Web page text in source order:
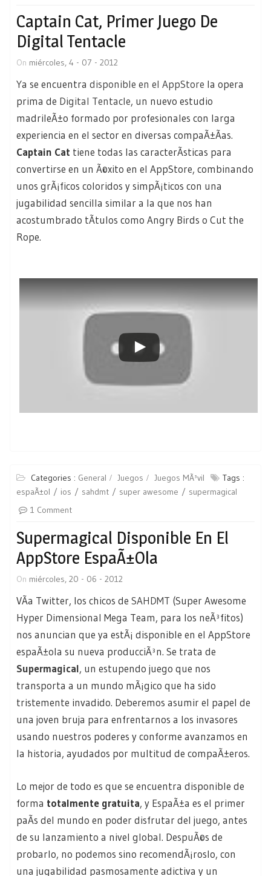
Captain Cat, Primer Juego De
Digital Tentacle
On miércoles, 4 - 07 - 2012
Ya se encuentra disponible en el AppStore la opera
prima de Digital Tentacle, un nuevo estudio
madrileÃ±o formado por profesionales con larga
experiencia en el sector en diversas compaÃ±Ã­as.
Captain Cat tiene todas las caracterÃ­sticas para
convertirse en un Ã©xito en el AppStore, combinando
unos grÃ¡ficos coloridos y simpÃ¡ticos con una
jugabilidad sencilla similar a la que nos han
acostumbrado tÃ­tulos como Angry Birds o Cut the
Rope.
Categories : General Juegos Juegos MÃ³vil
Tags :
espaÃ±ol
ios sahdmt super awesome
supermagical
1 Comment
Supermagical Disponible En El
AppStore EspaÃ±ola
On miércoles, 20 - 06 - 2012
VÃ­a Twitter, los chicos de SAHDMT (Super Awesome
Hyper Dimensional Mega Team, para los neÃ³fitos)
nos anuncian que ya estÃ¡ disponible en el AppStore
espaÃ±ola su nueva producciÃ³n. Se trata de
Supermagical, un estupendo juego que nos
transporta a un mundo mÃ¡gico que ha sido
tristemente invadido. Deberemos asumir el papel de
una joven bruja para enfrentarnos a los invasores
usando nuestros poderes y conforme avanzamos en
la historia, ayudados por multitud de compaÃ±eros.
Lo mejor de todo es que se encuentra disponible de
forma totalmente gratuita, y EspaÃ±a es el primer
paÃ­s del mundo en poder disfrutar del juego, antes
de su lanzamiento a nivel global. DespuÃ©s de
probarlo, no podemos sino recomendÃ¡roslo, con
una jugabilidad pasmosamente adictiva y un